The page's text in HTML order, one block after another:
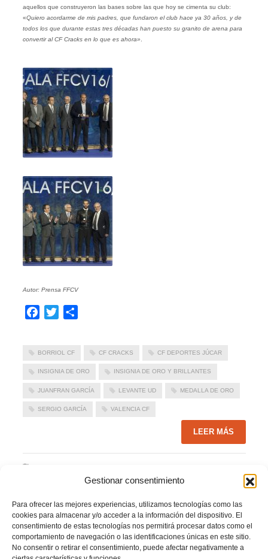
Gestionar consentimiento
Para ofrecer las mejores experiencias, utilizamos tecnologías como las
cookies para almacenar y/o acceder a la información del dispositivo. El
consentimiento de estas tecnologías nos permitirá procesar datos como el
comportamiento de navegación o las identificaciones únicas en este sitio.
No consentir o retirar el consentimiento, puede afectar negativamente a
aquellos que construyeron las bases sobre las que hoy se cimenta su club:
«Quiero acordarme de mis padres, que fundaron el club hace ya 30 años, y de
todos los que durante estas tres décadas han puesto su granito de arena para
convertir al CF Cracks en lo que es ahora»
Autor: Prensa FFCV
Facebook
Twitter
BORRIOL CF CF CRACKS CF DEPORTES JÚCAR
INSIGNIA DE ORO INSIGNIA DE ORO Y BRILLANTES
JUANFRAN GARCÍA LEVANTE UD MEDALLA DE ORO
SERGIO GARCÍA VALENCIA CF
LEER MÁS